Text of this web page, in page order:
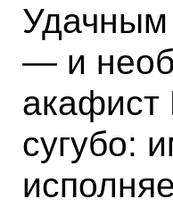
Удачным
— и
акафист
сугубо: